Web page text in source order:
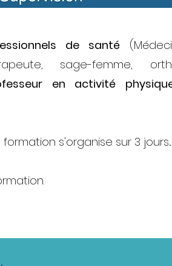
de santé
sage-femme,
en activité
formation s'organise sur 3 jours.